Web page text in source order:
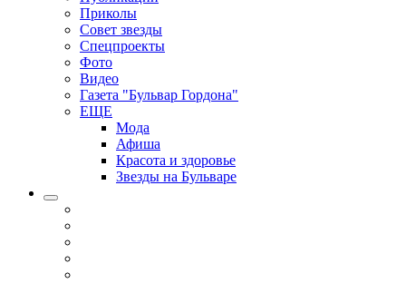
Приколы
Совет звезды
Спецпроекты
Фото
Видео
Газета "Бульвар Гордона"
ЕЩЕ
Мода
Афиша
Красота и здоровье
Звезды на Бульваре